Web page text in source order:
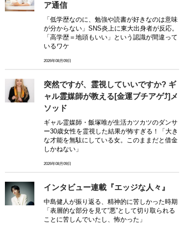
ア通信
「低学歴なのに、勉強や読書が好きなのは意味
が分からない」SNS炎上に東大出身者が反応。
「高学歴＝地頭もいい」という認識が間違って
いるワケ
2026年08月09日
突然ですが、霊視していいですか? ギ
ャル霊媒師が教える[金運ブチアゲ⤴]メ
ソッド
ギャル霊媒師・飯塚唯が生活カツカツのダンサ
ー30歳女性を霊視した結果が怖すぎる！「大き
な才能を無駄にしている女。このままだと借金
しかねない」
2026年08月09日
インタビュー連載『エッジな人々』
中島健人が振り返る、精神的に苦しかった時期
「表層的な部分を見て“悪”として切り取られる
ことに苦しんでいたし、怖かった」